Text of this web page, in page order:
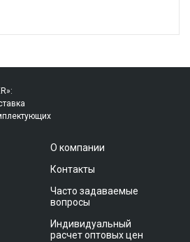
О компании
Контакты
Часто задаваемые
вопросы
Индивидуальный
расчет оптовых цен